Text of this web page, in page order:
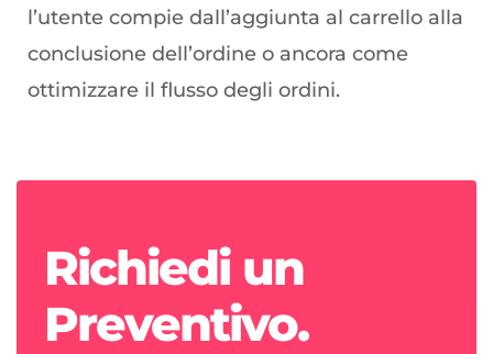
l’utente compie dall’aggiunta al carrello alla
conclusione dell’ordine o ancora come
ottimizzare il flusso degli ordini.
Richiedi un
Preventivo.